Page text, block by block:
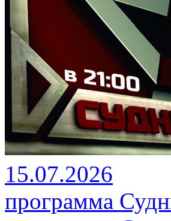
15.07.2026
программа